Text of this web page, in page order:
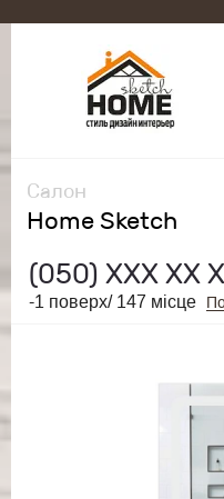
Салон
Home Sketch
(050) ХХХ ХХ
-1 поверх/ 147 місце